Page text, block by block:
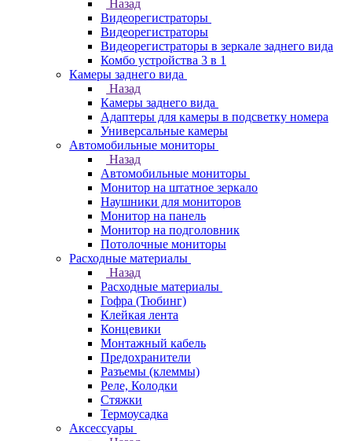
Назад
Видеорегистраторы
Видеорегистраторы
Видеорегистраторы в зеркале заднего вида
Комбо устройства 3 в 1
Камеры заднего вида
Назад
Камеры заднего вида
Адаптеры для камеры в подсветку номера
Универсальные камеры
Автомобильные мониторы
Назад
Автомобильные мониторы
Монитор на штатное зеркало
Наушники для мониторов
Монитор на панель
Монитор на подголовник
Потолочные мониторы
Расходные материалы
Назад
Расходные материалы
Гофра (Тюбинг)
Клейкая лента
Концевики
Монтажный кабель
Предохранители
Разъемы (клеммы)
Реле, Колодки
Стяжки
Термоусадка
Аксессуары